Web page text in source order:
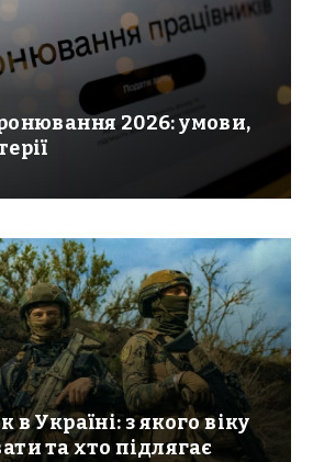
2026: умови,
в Україні: з якого віку
та хто підлягає